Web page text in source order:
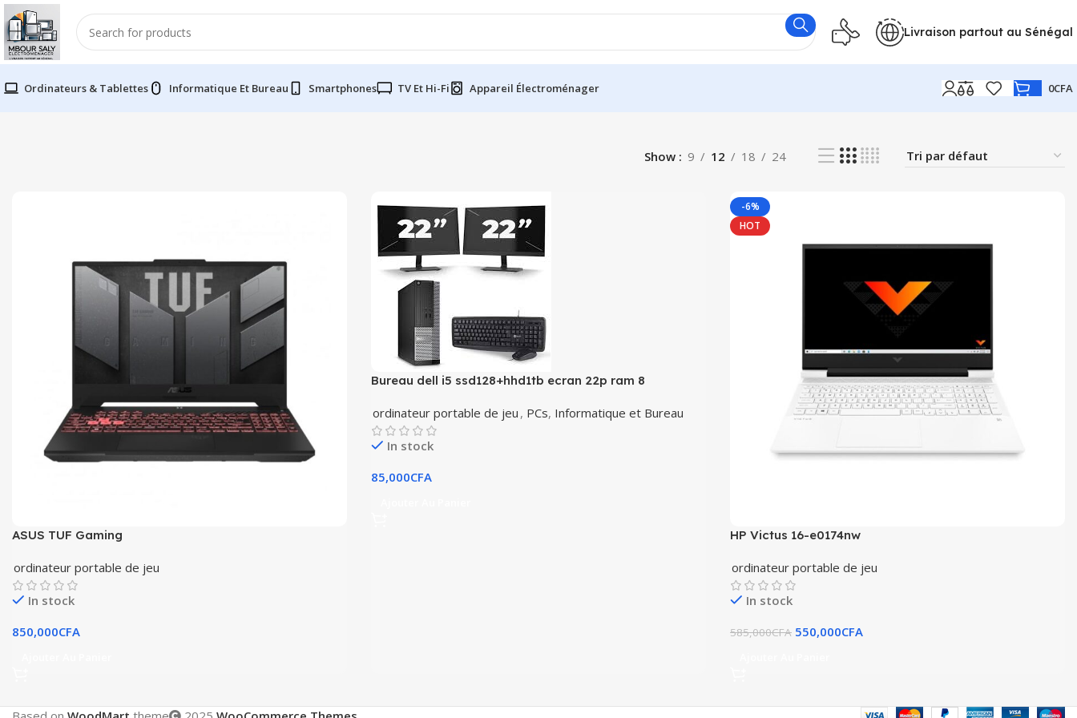
Livraison partout au Sénégal
Ordinateurs & Tablettes Informatique Et Bureau Smartphones TV Et Hi-Fi Appareil Électroménager 0CFA
Show 9 12 18 24
ASUS TUF Gaming
ordinateur portable de jeu
In stock
850,000CFA
Bureau dell i5 ssd128+hhd1tb ecran 22p ram 8
ordinateur portable de jeu , PCs, Informatique et Bureau
In stock
85,000CFA
-6%
HOT
HP Victus 16-e0174nw
ordinateur portable de jeu
In stock
585,000CFA 550,000CFA